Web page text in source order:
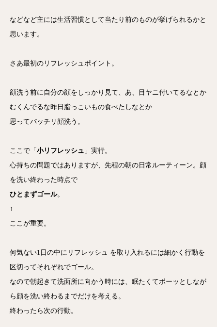
などなど主には生活習慣として当たり前のものが挙げられるかと
思います。
さあ最初のリフレッシュポイント。
顔洗う前に自分の顔をしっかり見て、あ、目ヤニ付いてるなとか
むくんでるな昨日脂っこいもの食べたしなとか
思ってバッチリ顔洗う。
ここで「 小リフレッシュ 」実行。
心持ちの問題ではありますが、先程の朝の日常ルーティーン。顔
を洗い終わった時点で
ひとまずゴール。
↑
ここが重要。
何気ない1日の中にリフレッシュ を取り入れるには細かく行動を
区切ってそれぞれでゴール。
なので朝起きて洗面所に向かう時には、眠たくてボーッとしなが
ら顔を洗い終わるまでだけを考える。
終わったら次の行動。